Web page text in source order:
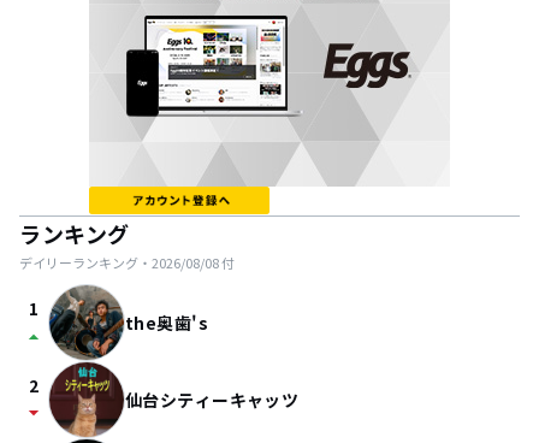
ランキング
デイリーランキング・ 2026/08/08付
1
arrow_drop_up the奥歯's
2
arrow_drop_down 仙台シティーキャッツ